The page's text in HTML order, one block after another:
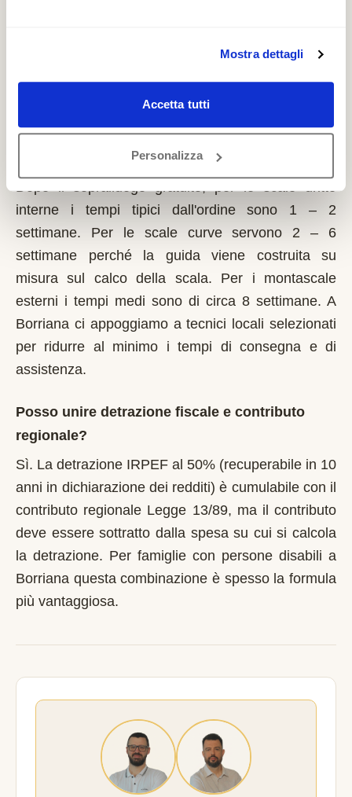
Mostra dettagli
Accetta tutti
Personalizza
dei lavori. Possono fare domanda i residenti a
Quanto tempo serve per installare un
montascale a Borriana?
Dopo il sopralluogo gratuito, per le scale dritte
interne i tempi tipici dall'ordine sono 1 – 2
settimane. Per le scale curve servono 2 – 6
settimane perché la guida viene costruita su
misura sul calco della scala. Per i montascale
esterni i tempi medi sono di circa 8 settimane. A
Borriana ci appoggiamo a tecnici locali selezionati
per ridurre al minimo i tempi di consegna e di
assistenza.
Posso unire detrazione fiscale e contributo
regionale?
Sì. La detrazione IRPEF al 50% (recuperabile in 10
anni in dichiarazione dei redditi) è cumulabile con il
contributo regionale Legge 13/89, ma il contributo
deve essere sottratto dalla spesa su cui si calcola
la detrazione. Per famiglie con persone disabili a
Borriana questa combinazione è spesso la formula
più vantaggiosa.